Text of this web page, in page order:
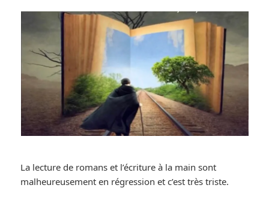
La lecture de romans et l’écriture à la main sont
malheureusement en régression et c’est très triste.